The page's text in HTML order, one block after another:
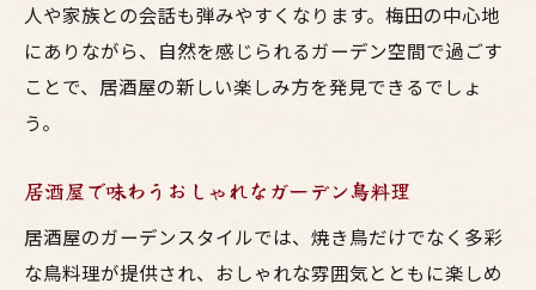
人や家族との会話も弾みやすくなります。梅田の中心地
にありながら、自然を感じられるガーデン空間で過ごす
ことで、居酒屋の新しい楽しみ方を発見できるでしょ
う。
居酒屋で味わうおしゃれなガーデン鳥料理
居酒屋のガーデンスタイルでは、焼き鳥だけでなく多彩
な鳥料理が提供され、おしゃれな雰囲気とともに楽しめ